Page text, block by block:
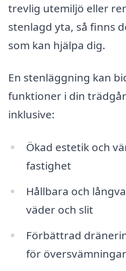
trevlig utemiljö eller
stenlagd yta, så finns
som kan hjälpa dig.
En stenläggning kan
funktioner i din
inklusive:
Ökad estetik och
fastighet
Hållbara och
väder och slit
Förbättrad
för översvämningar